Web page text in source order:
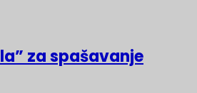
za spašavanje